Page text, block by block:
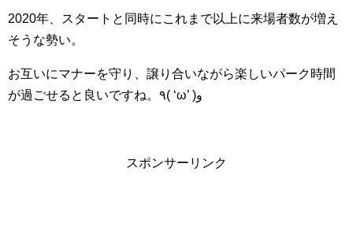
2020年、スタートと同時にこれまで以上に来場者数が増え
そうな勢い。
お互いにマナーを守り、譲り合いながら楽しいパーク時間
が過ごせると良いですね。
٩( ‘ω’ )و
スポンサーリンク